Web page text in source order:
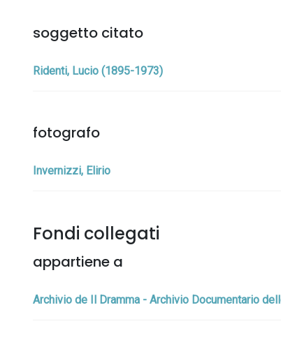
soggetto citato
Ridenti, Lucio (1895-1973)
fotografo
Invernizzi, Elirio
Fondi collegati
appartiene a
Archivio de Il Dramma - Archivio Documentario